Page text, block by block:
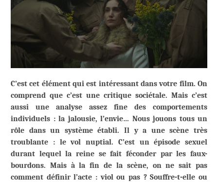
C’est cet élément qui est intéressant dans votre film. On
comprend que c’est une critique sociétale. Mais c’est
aussi une analyse assez fine des comportements
individuels : la jalousie, l’envie… Nous jouons tous un
rôle dans un système établi. Il y a une scène très
troublante : le vol nuptial. C’est un épisode sexuel
durant lequel la reine se fait féconder par les faux-
bourdons. Mais à la fin de la scène, on ne sait pas
comment définir l’acte : viol ou pas ? Souffre-t-elle ou